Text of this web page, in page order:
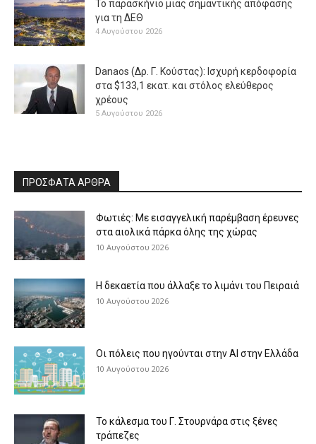
Το παρασκήνιο μιας σημαντικής απόφασης
για τη ΔΕΘ
4 Αυγούστου 2026
Danaos (Δρ. Γ. Κούστας): Ισχυρή κερδοφορία
στα $133,1 εκατ. και στόλος ελεύθερος
χρέους
5 Αυγούστου 2026
ΠΡΟΣΦΑΤΑ ΑΡΘΡΑ
Φωτιές: Με εισαγγελική παρέμβαση έρευνες
στα αιολικά πάρκα όλης της χώρας
10 Αυγούστου 2026
Η δεκαετία που άλλαξε το λιμάνι του Πειραιά
10 Αυγούστου 2026
Οι πόλεις που ηγούνται στην AI στην Ελλάδα
10 Αυγούστου 2026
Το κάλεσμα του Γ. Στουρνάρα στις ξένες
τράπεζες